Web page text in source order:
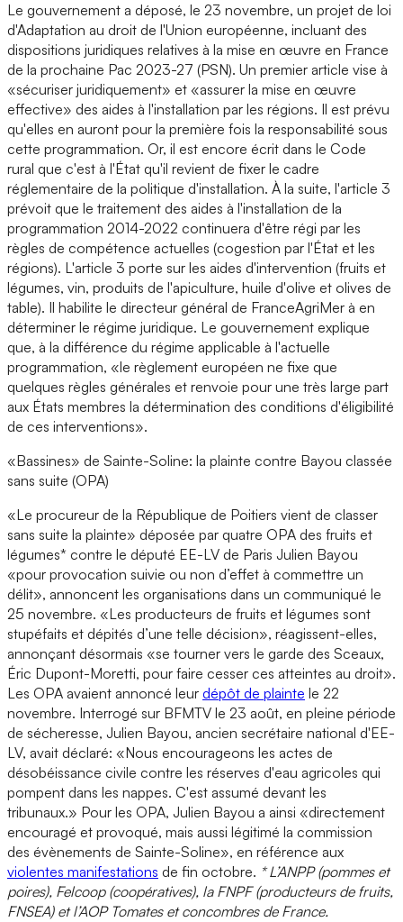
Le gouvernement a déposé, le 23 novembre, un projet de loi
d'Adaptation au droit de l'Union européenne, incluant des
dispositions juridiques relatives à la mise en œuvre en France
de la prochaine Pac 2023-27 (PSN). Un premier article vise à
«sécuriser juridiquement» et «assurer la mise en œuvre
effective» des aides à l'installation par les régions. Il est prévu
qu'elles en auront pour la première fois la responsabilité sous
cette programmation. Or, il est encore écrit dans le Code
rural que c'est à l'État qu'il revient de fixer le cadre
réglementaire de la politique d'installation. À la suite, l'article 3
prévoit que le traitement des aides à l'installation de la
programmation 2014-2022 continuera d'être régi par les
règles de compétence actuelles (cogestion par l'État et les
régions). L'article 3 porte sur les aides d'intervention (fruits et
légumes, vin, produits de l'apiculture, huile d'olive et olives de
table). Il habilite le directeur général de FranceAgriMer à en
déterminer le régime juridique. Le gouvernement explique
que, à la différence du régime applicable à l'actuelle
programmation, «le règlement européen ne fixe que
quelques règles générales et renvoie pour une très large part
aux États membres la détermination des conditions d'éligibilité
de ces interventions».
«Bassines» de Sainte-Soline: la plainte contre Bayou classée
sans suite (OPA)
«Le procureur de la République de Poitiers vient de classer
sans suite la plainte» déposée par quatre OPA des fruits et
légumes* contre le député EE-LV de Paris Julien Bayou
«pour provocation suivie ou non d’effet à commettre un
délit», annoncent les organisations dans un communiqué le
25 novembre. «Les producteurs de fruits et légumes sont
stupéfaits et dépités d’une telle décision», réagissent-elles,
annonçant désormais «se tourner vers le garde des Sceaux,
Éric Dupont-Moretti, pour faire cesser ces atteintes au droit».
Les OPA avaient annoncé leur dépôt de plainte le 22
novembre. Interrogé sur BFMTV le 23 août, en pleine période
de sécheresse, Julien Bayou, ancien secrétaire national d'EE-
LV, avait déclaré: «Nous encourageons les actes de
désobéissance civile contre les réserves d'eau agricoles qui
pompent dans les nappes. C'est assumé devant les
tribunaux.» Pour les OPA, Julien Bayou a ainsi «directement
encouragé et provoqué, mais aussi légitimé la commission
des évènements de Sainte-Soline», en référence aux
violentes manifestations de fin octobre. * L’ANPP (pommes et
poires), Felcoop (coopératives), la FNPF (producteurs de fruits,
FNSEA) et l’AOP Tomates et concombres de France.